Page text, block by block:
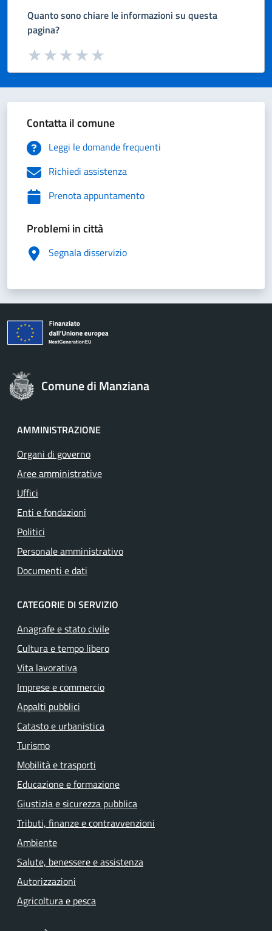
Quanto sono chiare le informazioni su questa
pagina?
Valuta da 1 a 5 stelle la pagina
Valuta 5 stelle su 5
Valuta 4 stelle su 5
Valuta 3 stelle su 5
Valuta 2 stelle su 5
Valuta 1 stelle su 5
Contatta il comune
Leggi le domande frequenti
Richiedi assistenza
Prenota appuntamento
Problemi in città
Segnala disservizio
Comune di Manziana
AMMINISTRAZIONE
Organi di governo
Aree amministrative
Uffici
Enti e fondazioni
Politici
Personale amministrativo
Documenti e dati
CATEGORIE DI SERVIZIO
Anagrafe e stato civile
Cultura e tempo libero
Vita lavorativa
Imprese e commercio
Appalti pubblici
Catasto e urbanistica
Turismo
Mobilità e trasporti
Educazione e formazione
Giustizia e sicurezza pubblica
Tributi, finanze e contravvenzioni
Ambiente
Salute, benessere e assistenza
Autorizzazioni
Agricoltura e pesca